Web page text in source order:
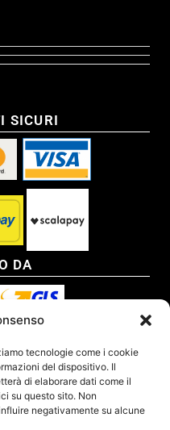
tecnologie come i cookie
del dispositivo. Il
di elaborare dati come il
su questo sito. Non
negativamente su alcune
SICURI
DA